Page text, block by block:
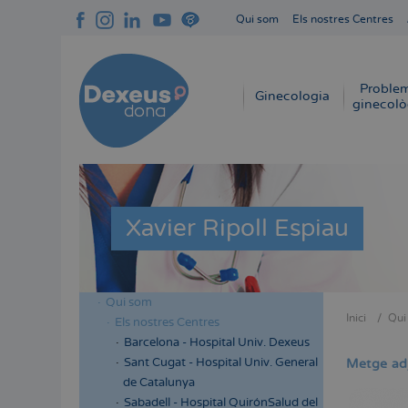
Qui som Els nostres Centres
Navegación
Ginecologia
Xavier Ripoll Espiau
Menú
lateral
cabecera
Qui som
Els nostres Centres
Barcelona - Hospital Univ. Dexeus
Sant Cugat - Hospital Univ. General
de Catalunya
Sabadell - Hospital QuirónSalud del
Inici
Metge